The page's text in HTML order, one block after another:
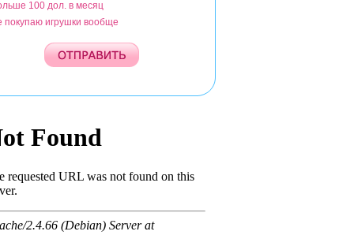
100 дол. в месяц
покупаю игрушки вообще